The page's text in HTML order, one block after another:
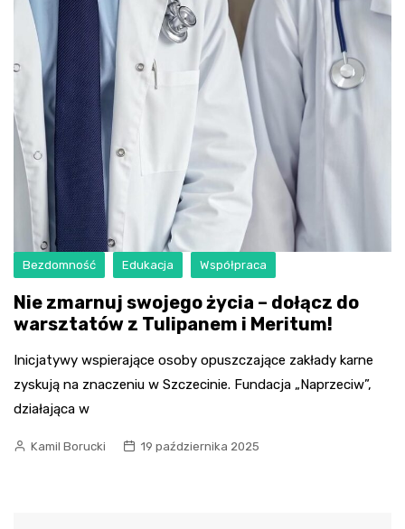
Bezdomność Edukacja Współpraca
Nie zmarnuj swojego życia – dołącz do
warsztatów z Tulipanem i Meritum!
Inicjatywy wspierające osoby opuszczające zakłady karne
zyskują na znaczeniu w Szczecinie. Fundacja „Naprzeciw”,
działająca w
Kamil Borucki 19 października 2025